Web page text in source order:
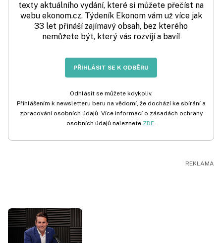
texty aktuálního vydání, které si můžete přečíst na
webu ekonom.cz. Týdeník Ekonom vám už více jak
33 let přináší zajímavý obsah, bez kterého
nemůžete být, který vás rozvíjí a baví!
PŘIHLÁSIT SE K ODBĚRU
Odhlásit se můžete kdykoliv.
Přihlášením k newsletteru beru na vědomí, že dochází ke sbírání a
zpracování osobních údajů. Více informací o zásadách ochrany
osobních údajů naleznete ZDE.